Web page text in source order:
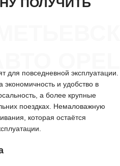
OPEL
повседневной эксплуатации.
и удобство в
а более крупные
поездках. Немаловажную
которая остаётся